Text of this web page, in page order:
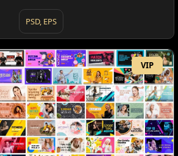
PSD, EPS
VIP